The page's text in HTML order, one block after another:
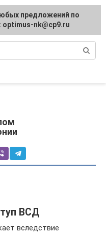
ВСД
вследствие
предложений по
optimus-nk@cp9.ru